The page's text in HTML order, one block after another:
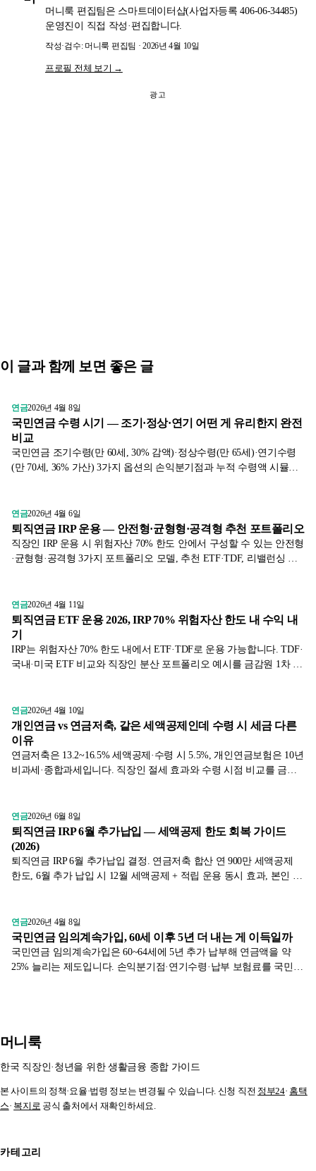
머니룩 편집팀은 스마트데이터샵(사업자등록 406-06-34485)
운영진이 직접 작성·편집합니다.
작성·검수: 머니룩 편집팀 · 2026년 4월 10일
프로필 전체 보기 →
광고
이 글과 함께 보면 좋은 글
연금2026년 4월 8일
국민연금 수령 시기 — 조기·정상·연기 어떤 게 유리한지 완전
비교
국민연금 조기수령(만 60세, 30% 감액)·정상수령(만 65세)·연기수령
(만 70세, 36% 가산) 3가지 옵션의 손익분기점과 누적 수령액 시뮬레
연금2026년 4월 6일
퇴직연금 IRP 운용 — 안전형·균형형·공격형 추천 포트폴리오
직장인 IRP 운용 시 위험자산 70% 한도 안에서 구성할 수 있는 안전형
·균형형·공격형 3가지 포트폴리오 모델, 추천 ETF·TDF, 리밸런싱 주
연금2026년 4월 11일
퇴직연금 ETF 운용 2026, IRP 70% 위험자산 한도 내 수익 내
기
IRP는 위험자산 70% 한도 내에서 ETF·TDF로 운용 가능합니다. TDF·
국내·미국 ETF 비교와 직장인 분산 포트폴리오 예시를 금감원 1차 자
연금2026년 4월 10일
개인연금 vs 연금저축, 같은 세액공제인데 수령 시 세금 다른
이유
연금저축은 13.2~16.5% 세액공제·수령 시 5.5%, 개인연금보험은 10년
비과세·종합과세입니다. 직장인 절세 효과와 수령 시점 비교를 금감
연금2026년 6월 8일
퇴직연금 IRP 6월 추가납입 — 세액공제 한도 회복 가이드
(2026)
퇴직연금 IRP 6월 추가납입 결정. 연금저축 합산 연 900만 세액공제
한도, 6월 추가 납입 시 12월 세액공제 + 적립 운용 동시 효과, 본인 부
연금2026년 4월 8일
국민연금 임의계속가입, 60세 이후 5년 더 내는 게 이득일까
국민연금 임의계속가입은 60~64세에 5년 추가 납부해 연금액을 약
25% 늘리는 제도입니다. 손익분기점·연기수령·납부 보험료를 국민연
머니룩
한국 직장인·청년을 위한 생활금융 종합 가이드
본 사이트의 정책·요율·법령 정보는 변경될 수 있습니다. 신청 직전 정부24· 홈택
스· 복지로 공식 출처에서 재확인하세요.
카테고리